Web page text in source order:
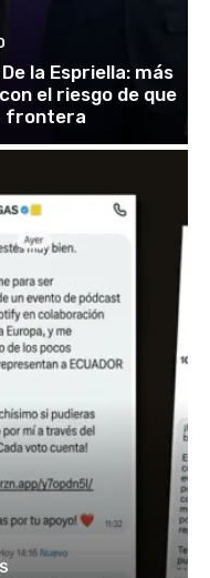
la Espriella: más
el riesgo de que
frontera